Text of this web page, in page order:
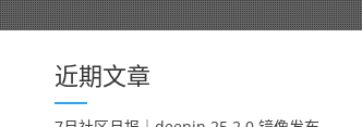
近期文章